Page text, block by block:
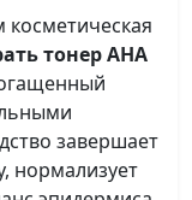
тонер AHA
завершает
нормализует